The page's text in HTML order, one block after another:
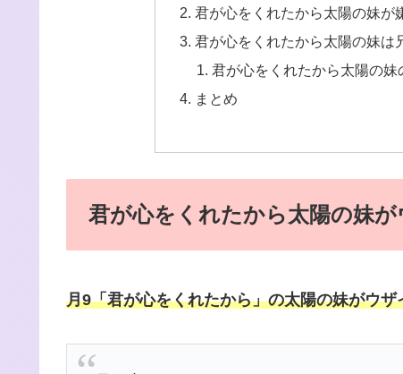
君が心をくれたから太陽の妹が
君が心をくれたから太陽の妹は
君が心をくれたから太陽の妹
まとめ
君が心をくれたから太陽の妹が
月9「君が心をくれたから」の太陽の妹がウ